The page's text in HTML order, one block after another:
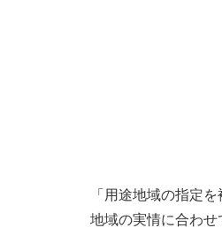
「用途地域の指定
地域の実情に合わせ